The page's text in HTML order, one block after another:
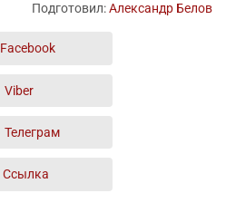
Подготовил:Александр Белов
Facebook
Viber
Телеграм
Ссылка